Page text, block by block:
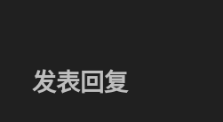
发表回复